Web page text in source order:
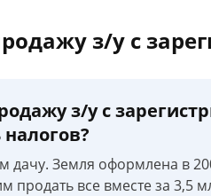
з/у с
з/у с
дачу. Земля оформлена в
продать все вместе за 3,5